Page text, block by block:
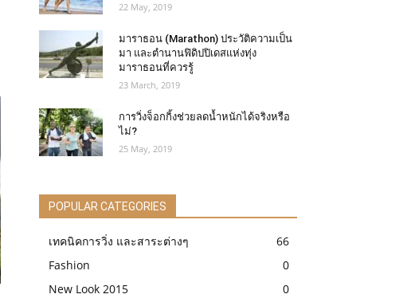
22 May, 2019
มาราธอน (Marathon) ประวัติความเป็น
มา และตำนานฟิดิปปิเดสแห่งทุ่ง
มาราธอนที่ควรรู้
23 March, 2019
การวิ่งจ็อกกิ้งช่วยลดน้ำหนักได้จริงหรือ
ไม่?
25 May, 2019
POPULAR CATEGORIES
เทคนิคการวิ่ง และสาระต่างๆ
66
Fashion
0
New Look 2015
0